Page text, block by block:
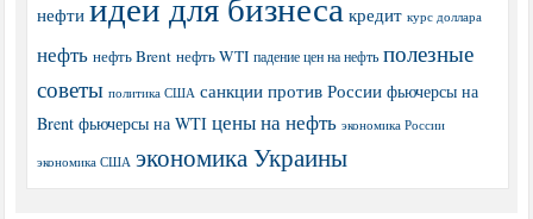
нефти кредит курс доллара
нефть нефть Brent нефть WTI падение цен на нефть полезные
советы политика США санкции против России фьючерсы на
Brent фьючерсы на WTI цены на нефть экономика России
экономика США экономика Украины